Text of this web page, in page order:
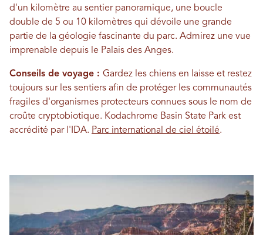
d'un kilomètre au sentier panoramique, une boucle
double de 5 ou 10 kilomètres qui dévoile une grande
partie de la géologie fascinante du parc. Admirez une vue
imprenable depuis le Palais des Anges.
Conseils de voyage : Gardez les chiens en laisse et restez
toujours sur les sentiers afin de protéger les communautés
fragiles d'organismes protecteurs connues sous le nom de
croûte cryptobiotique. Kodachrome Basin State Park est
accrédité par l'IDA. Parc international de ciel étoilé.